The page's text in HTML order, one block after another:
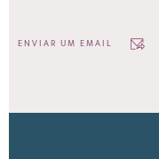
ENVIAR UM EMAIL